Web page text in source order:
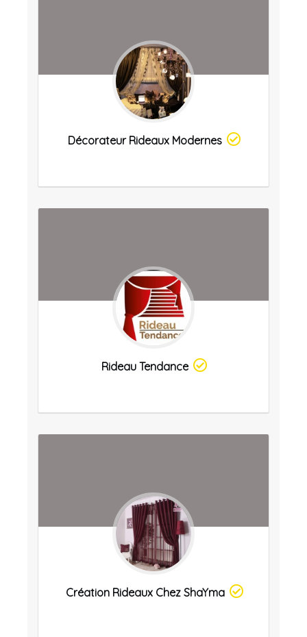
Décorateur Rideaux Modernes
Rideau Tendance
Création Rideaux Chez ShaYma